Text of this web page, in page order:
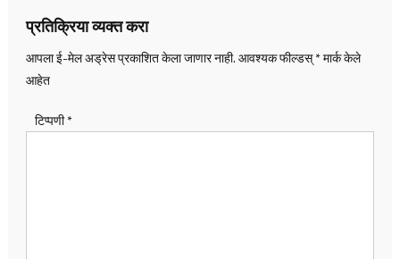
प्रतिक्रिया व्यक्त करा
आपला ई-मेल अड्रेस प्रकाशित केला जाणार नाही.आवश्यक फील्डस्*मार्क केले
आहेत
टिप्पणी*